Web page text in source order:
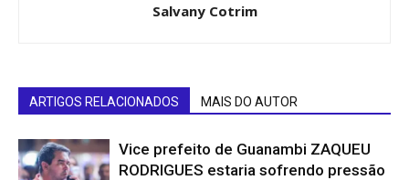
Salvany Cotrim
ARTIGOS RELACIONADOS MAIS DO AUTOR
Vice prefeito de Guanambi ZAQUEU
RODRIGUES estaria sofrendo pressão